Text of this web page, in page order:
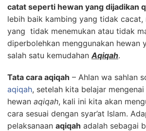
catat seperti hewan yang dijadikan
lebih baik kambing yang tidak cacat,
yang tidak menemukan atau tidak
diperbolehkan menggunakan hewan
salah satu kemudahan Aqiqah.
Tata cara aqiqah – Ahlan wa sahlan
aqiqah, setelah kita belajar
hewan aqiqah, kali ini kita akan
cara sesuai dengan syar’at Islam.
pelaksanaan aqiqah adalah sebagai